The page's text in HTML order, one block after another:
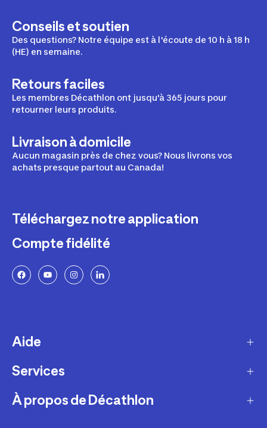
Conseils et soutien
Des questions? Notre équipe est à l'écoute de 10 h à 18 h
(HE) en semaine.
Retours faciles
Les membres Décathlon ont jusqu'à 365 jours pour
retourner leurs produits.
Livraison à domicile
Aucun magasin près de chez vous? Nous livrons vos
achats presque partout au Canada!
Téléchargez notre application
Compte fidélité
Aide
Livraison
Retours et échanges
Services
Programme de fidélité
À propos de Décathlon